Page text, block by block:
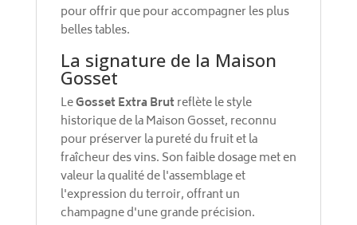
pour offrir que pour accompagner les plus
belles tables.
La signature de la Maison
Gosset
LeGosset Extra Brutreflète le style
historique de la Maison Gosset, reconnu
pour préserver la pureté du fruit et la
fraîcheur des vins. Son faible dosage met en
valeur la qualité de l'assemblage et
l'expression du terroir, offrant un
champagne d'une grande précision.